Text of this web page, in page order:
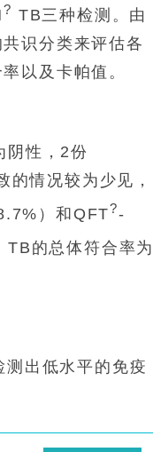
? TB三种检测。由
识分类来评估各
以及卡帕值。
阴性，2份
情况较为少见，
）和QFT?-
TB的总体符合率为
出低水平的免疫